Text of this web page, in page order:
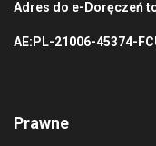
Adres do e-Doręczeń
AE:PL-21006-45374-
Prawne